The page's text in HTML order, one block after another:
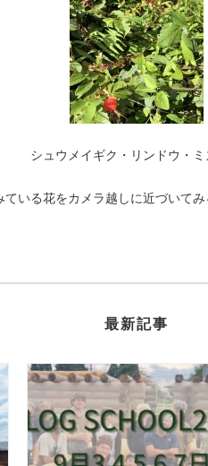
シュウメイギク・リンドウ・
いる花をカメラ越しに近づいてみ
最新記事